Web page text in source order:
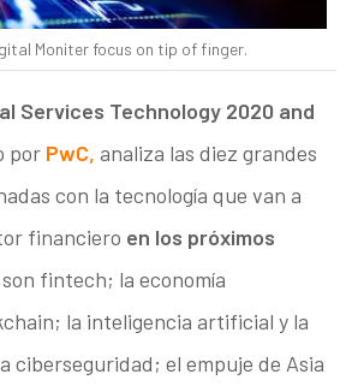
Moniter focus on tip of finger.
Services Technology 2020 and
porPwC, analiza las diez grandes
con la tecnología que van a
financiero en los próximos
fintech; la economía
la inteligencia artificial y la
ciberseguridad; el empuje de Asia